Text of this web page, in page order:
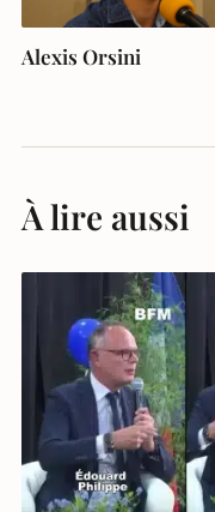
Alexis Orsini
À lire aussi